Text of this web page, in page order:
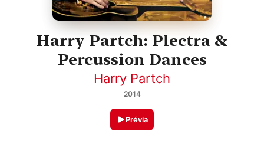
Harry Partch: Plectra &
Percussion Dances
Harry Partch
2014
Prévia